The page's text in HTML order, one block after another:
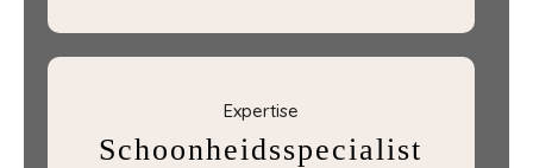
Expertise
Schoonheidsspecialist